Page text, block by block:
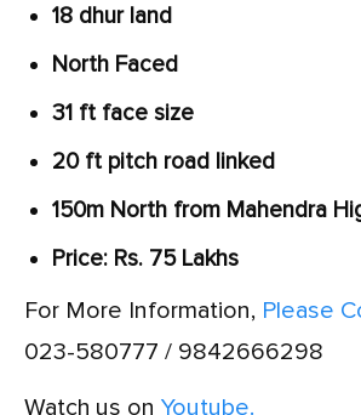
18 dhur land
North Faced
31 ft face size
20 ft pitch road linked
150m North from Mahendra
Price: Rs. 75 Lakhs
For More Information, Please
023-580777 / 9842666298
Watch us on Youtube.